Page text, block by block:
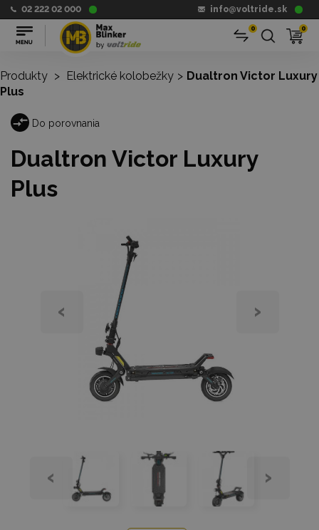
02 222 02 000 info@voltride.sk
0 0
Produkty > Elektrické kolobežky > Dualtron Victor Luxury
Plus
Do porovnania
Dualtron Victor Luxury
Plus
‹ ›
‹ ›